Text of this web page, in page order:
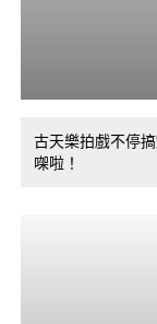
古天樂拍戲不停
㗎啦！